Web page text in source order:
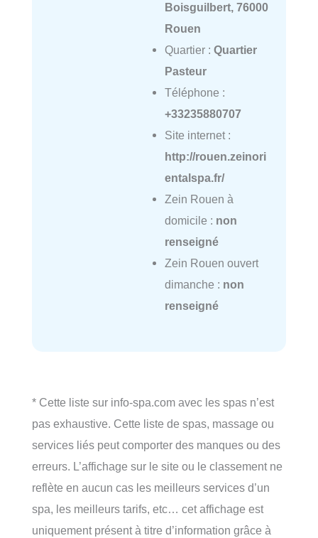
Boisguilbert, 76000
Rouen
Quartier : Quartier
Pasteur
Téléphone :
+33235880707
Site internet :
http://rouen.zeinori
entalspa.fr/
Zein Rouen à
domicile : non
renseigné
Zein Rouen ouvert
dimanche : non
renseigné
* Cette liste sur info-spa.com avec les spas n’est
pas exhaustive. Cette liste de spas, massage ou
services liés peut comporter des manques ou des
erreurs. L’affichage sur le site ou le classement ne
reflète en aucun cas les meilleurs services d’un
spa, les meilleurs tarifs, etc… cet affichage est
uniquement présent à titre d’information grâce à